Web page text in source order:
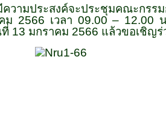
วามประสงค์จะประชุมคณะกรร
ม 2566 เวลา 09.00 –
13 มกราคม 2566 แล้วขอเชิญ